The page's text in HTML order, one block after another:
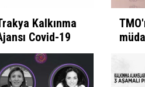
Kalkınma
Covid-19
Mücadele
Programını İlan